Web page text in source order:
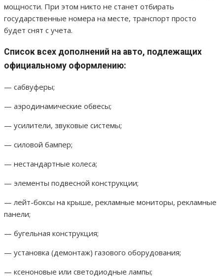
мощности. При этом никто не станет отбирать
государственные номера на месте, транспорт просто
будет снят с учета.
Список всех дополнений на авто, подлежащих
официальному оформлению:
— сабвуферы;
— аэродинамические обвесы;
— усилители, звуковые системы;
— силовой бампер;
— нестандартные колеса;
— элементы подвесной конструкции;
— лейт-боксы на крыше, рекламные мониторы, рекламные
панели;
— бугельная конструкция;
— установка (демонтаж) газового оборудования;
— ксеноновые или светодиодные лампы;